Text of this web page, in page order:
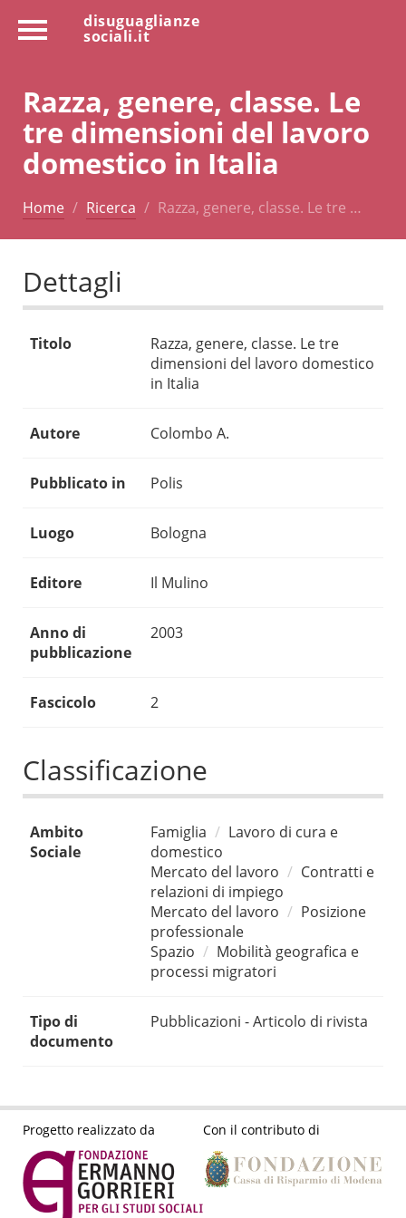
disuguaglianze
sociali.it
Razza, genere, classe. Le
tre dimensioni del lavoro
domestico in Italia
Home Ricerca Razza, genere, classe. Le tre …
Dettagli
Titolo
Razza, genere, classe. Le tre
dimensioni del lavoro domestico
in Italia
Autore Colombo A.
Pubblicato in Polis
Luogo Bologna
Editore Il Mulino
Anno di
pubblicazione
2003
Fascicolo 2
Classificazione
Ambito
Sociale
Famiglia
Lavoro di cura e
domestico
Mercato del lavoro
Contratti e
relazioni di impiego
Mercato del lavoro
Posizione
professionale
Spazio
Mobilità geografica e
processi migratori
Tipo di
documento
Pubblicazioni - Articolo di rivista
Progetto realizzato da Con il contributo di